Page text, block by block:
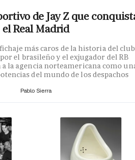
de Jay Z que
el Real Madrid
más caros de la historia del
el brasileño y el exjugador del RB
la agencia norteamericana como
del mundo de los despachos
Pablo Sierra